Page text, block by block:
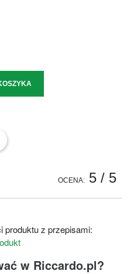
OCENA: 5 / 5
produktu z przepisami:
w Riccardo.pl?